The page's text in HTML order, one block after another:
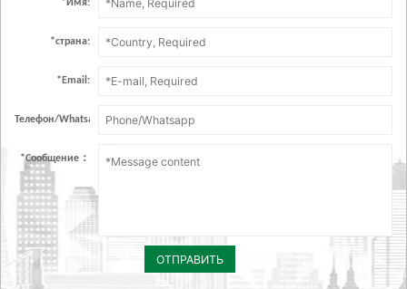
* Имя:
*страна:
* Email:
Телефон/Whatsapp：
*Сообщение：
ОТПРАВИТЬ